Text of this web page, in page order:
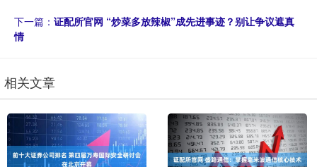
下一篇： 证配所官网 “炒菜多放辣椒”成先进事迹？别让争议遮真
情
相关文章